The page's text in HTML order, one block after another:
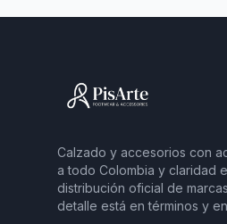
Calzado y accesorios con
a todo Colombia y claridad
distribución oficial de
detalle está en términos y